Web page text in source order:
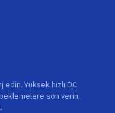
edin. Yüksek hızlı DC
son verin,